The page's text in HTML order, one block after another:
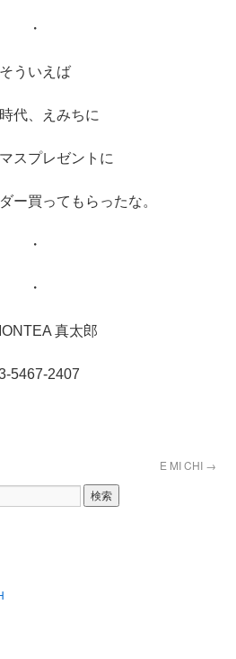
・
そういえば
代、えみちに
スプレゼントに
ー買ってもらったな。
・
・
真太郎
5467-2407
E MI CHI →